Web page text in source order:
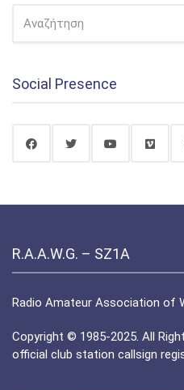
ΓΙΑ:
Social Presence
R.A.A.W.G. – SZ1A
Radio Amateur Association of
Copyright © 1985-2025. All
official club station callsign